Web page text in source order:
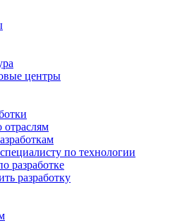
центры
отраслям
по технологии
разработке
разработку